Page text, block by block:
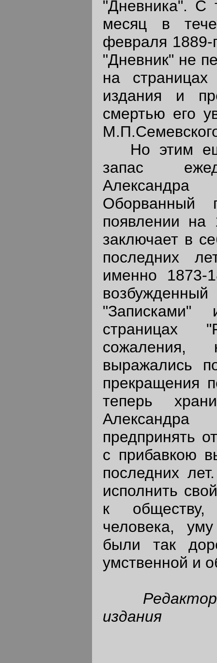
"Дневника". С
месяц в
февраля 1889-
"Дневник" не
на страницах
издания и
смертью его
Но этим
запас
Оборванный
появлении на
заключает в
последних
именно 1873-
страницах
выражались
прекращения
теперь
предпринять
с прибавкою
последних
исполнить
к
человека,
были так
умственной и
издания